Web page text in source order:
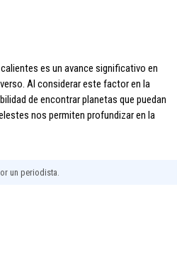
es un avance significativo en
Al considerar este factor en la
de encontrar planetas que puedan
nos permiten profundizar en la
un periodista.